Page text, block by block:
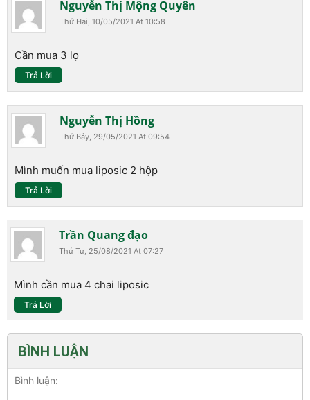
Nguyễn Thị Mộng Quyên
Thứ Hai, 10/05/2021 At 10:58
Cần mua 3 lọ
Trả Lời
Nguyễn Thị Hồng
Thứ Bảy, 29/05/2021 At 09:54
Mình muốn mua liposic 2 hộp
Trả Lời
Trần Quang đạo
Thứ Tư, 25/08/2021 At 07:27
Mình cần mua 4 chai liposic
Trả Lời
BÌNH LUẬN